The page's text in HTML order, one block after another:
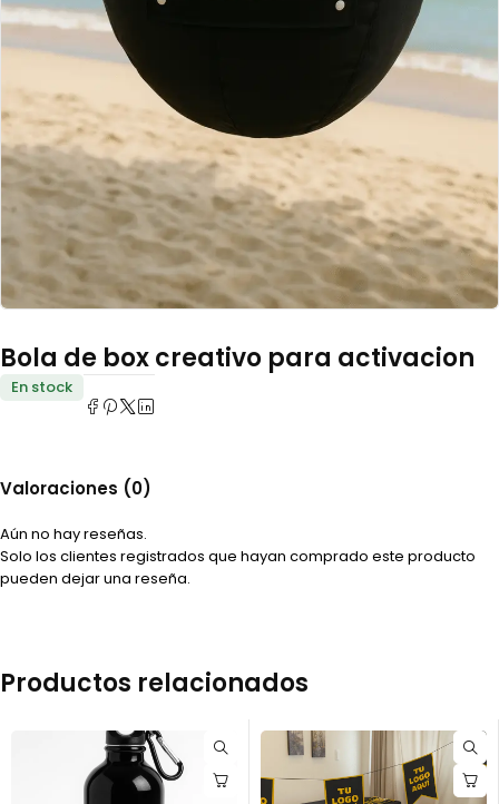
Bola de box creativo para activacion
En stock
Valoraciones (0)
Aún no hay reseñas.
Solo los clientes registrados que hayan comprado este producto
pueden dejar una reseña.
Productos relacionados